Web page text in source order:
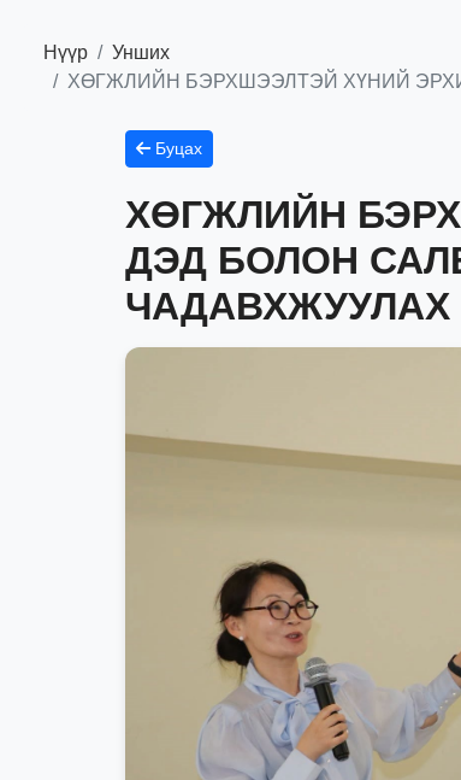
Нүүр
Унших
ХӨГЖЛИЙН БЭРХШЭЭЛТЭЙ ХҮНИЙ
Буцах
ХӨГЖЛИЙН
ДЭД БОЛОН
ЧАДАВХЖУУЛАХ